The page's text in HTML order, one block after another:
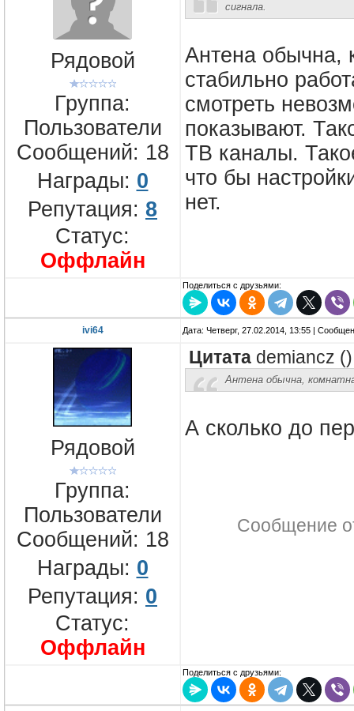
Рядовой
Группа:
Пользователи
Сообщений: 18
Награды: 0
Репутация: 8
Статус:
Оффлайн
сигнала.
Антена обычна,
стабильно
смотреть
показывают.
ТВ каналы.
что бы
нет.
Поделиться с друзьями:
ivi64 Дата: Четверг, 27.02.2014, 13:55 |
Рядовой
Группа:
Пользователи
Сообщений: 18
Награды: 0
Репутация: 0
Статус:
Оффлайн
Цитата demiancz ()
Антена обычна,
А сколько до
Сообщение
Поделиться с друзьями: